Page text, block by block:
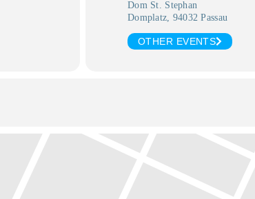
Dom St. Stephan
Domplatz, 94032 Passau
OTHER EVENTS